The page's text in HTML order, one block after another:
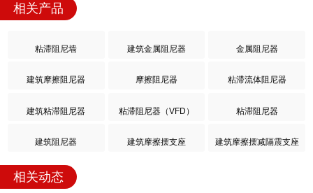
相关产品
粘滞阻尼墙 建筑金属阻尼器 金属阻尼器
建筑摩擦阻尼器 摩擦阻尼器 粘滞流体阻尼器
建筑粘滞阻尼器 粘滞阻尼器（VFD） 粘滞阻尼器
建筑阻尼器 建筑摩擦摆支座 建筑摩擦摆减隔震支座
相关动态